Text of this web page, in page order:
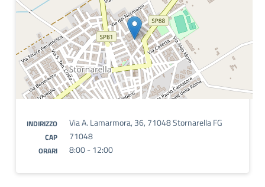
INDIRIZZO Via A. Lamarmora, 36, 71048 Stornarella FG
CAP 71048
ORARI 8:00 - 12:00